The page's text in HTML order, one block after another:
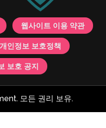
웹사이트 이용 약관
인정보 보호정책
보호 공지
모든 권리 보유.